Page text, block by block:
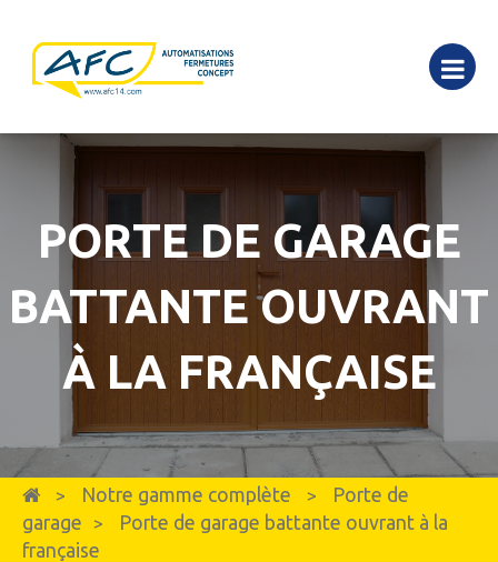
PORTE DE GARAGE
BATTANTE OUVRANT
À LA FRANÇAISE
> Notre gamme complète >
Porte de
garage
>
Porte de garage battante ouvrant à la
française